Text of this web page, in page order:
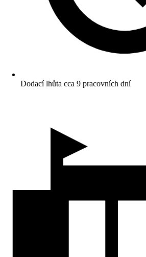
Dodací lhůta cca 9 pracovních dní